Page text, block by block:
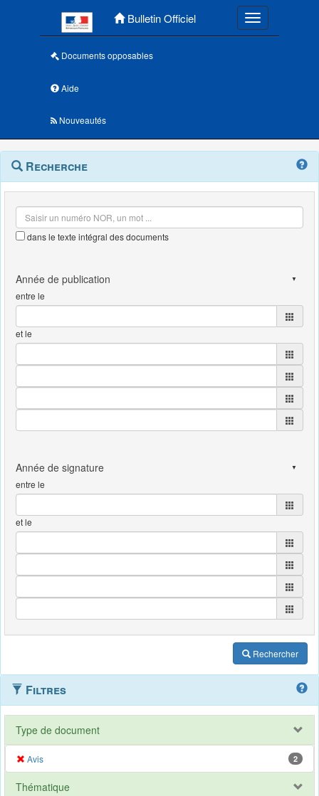
Bulletin Officiel Toggle
Documents opposables
Aide
Nouveautés
Navigation
outils
Menu
contextuel
Recherche
dans le texte intégral des documents
entre le
et le
entre le
et le
Rechercher
Filtres
Type de document
Avis 2
Thématique